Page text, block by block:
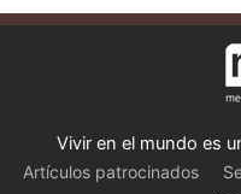
Vivir en el mundo es
Artículos patrocinados